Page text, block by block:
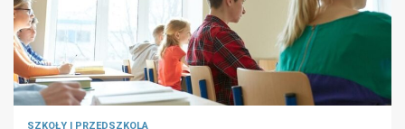
SZKOŁY I PRZEDSZKOLA